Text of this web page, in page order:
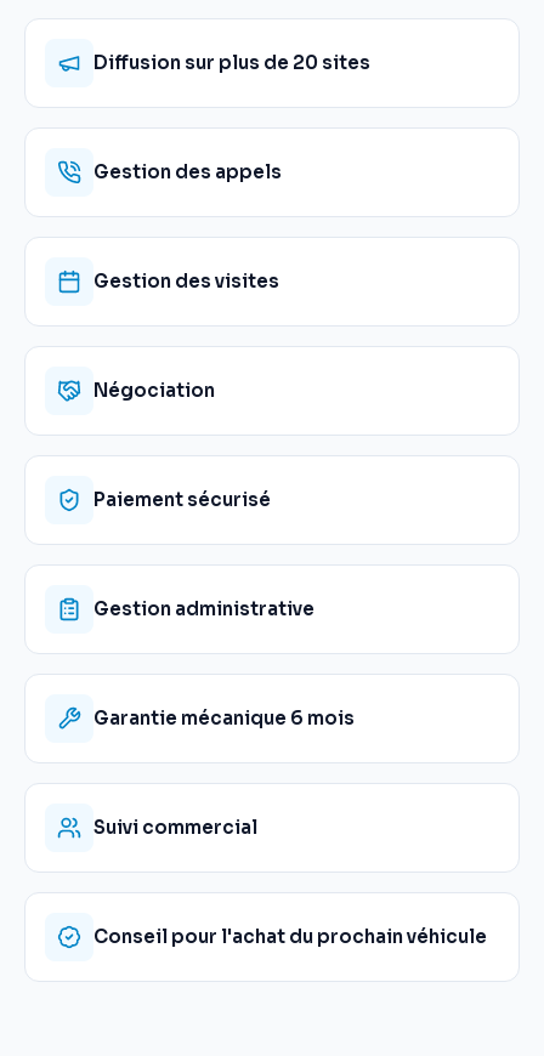
Diffusion sur plus de 20 sites
Gestion des appels
Gestion des visites
Négociation
Paiement sécurisé
Gestion administrative
Garantie mécanique 6 mois
Suivi commercial
Conseil pour l'achat du prochain véhicule